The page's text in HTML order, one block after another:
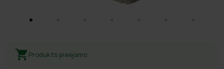
Produkts pieejams